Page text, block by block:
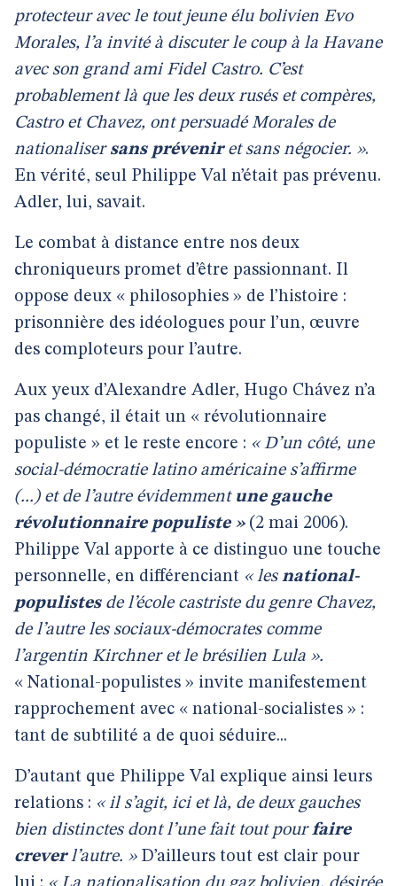
protecteur avec le tout jeune élu bolivien Evo
Morales, l’a invité à discuter le coup à la Havane
avec son grand ami Fidel Castro. C’est
probablement là que les deux rusés et compères,
Castro et Chavez, ont persuadé Morales de
nationaliser sans prévenir et sans négocier. ».
En vérité, seul Philippe Val n’était pas prévenu.
Adler, lui, savait.
Le combat à distance entre nos deux
chroniqueurs promet d’être passionnant. Il
oppose deux « philosophies » de l’histoire :
prisonnière des idéologues pour l’un, œuvre
des comploteurs pour l’autre.
Aux yeux d’Alexandre Adler, Hugo Chávez n’a
pas changé, il était un « révolutionnaire
populiste » et le reste encore : « D’un côté, une
social-démocratie latino américaine s’affirme
(...) et de l’autre évidemment une gauche
révolutionnaire populiste » (2 mai 2006).
Philippe Val apporte à ce distinguo une touche
personnelle, en différenciant « les national-
populistes de l’école castriste du genre Chavez,
de l’autre les sociaux-démocrates comme
l’argentin Kirchner et le brésilien Lula ».
« National-populistes » invite manifestement
rapprochement avec « national-socialistes » :
tant de subtilité a de quoi séduire...
D’autant que Philippe Val explique ainsi leurs
relations : « il s’agit, ici et là, de deux gauches
bien distinctes dont l’une fait tout pourfaire
creverl’autre. »D’ailleurs tout est clair pour